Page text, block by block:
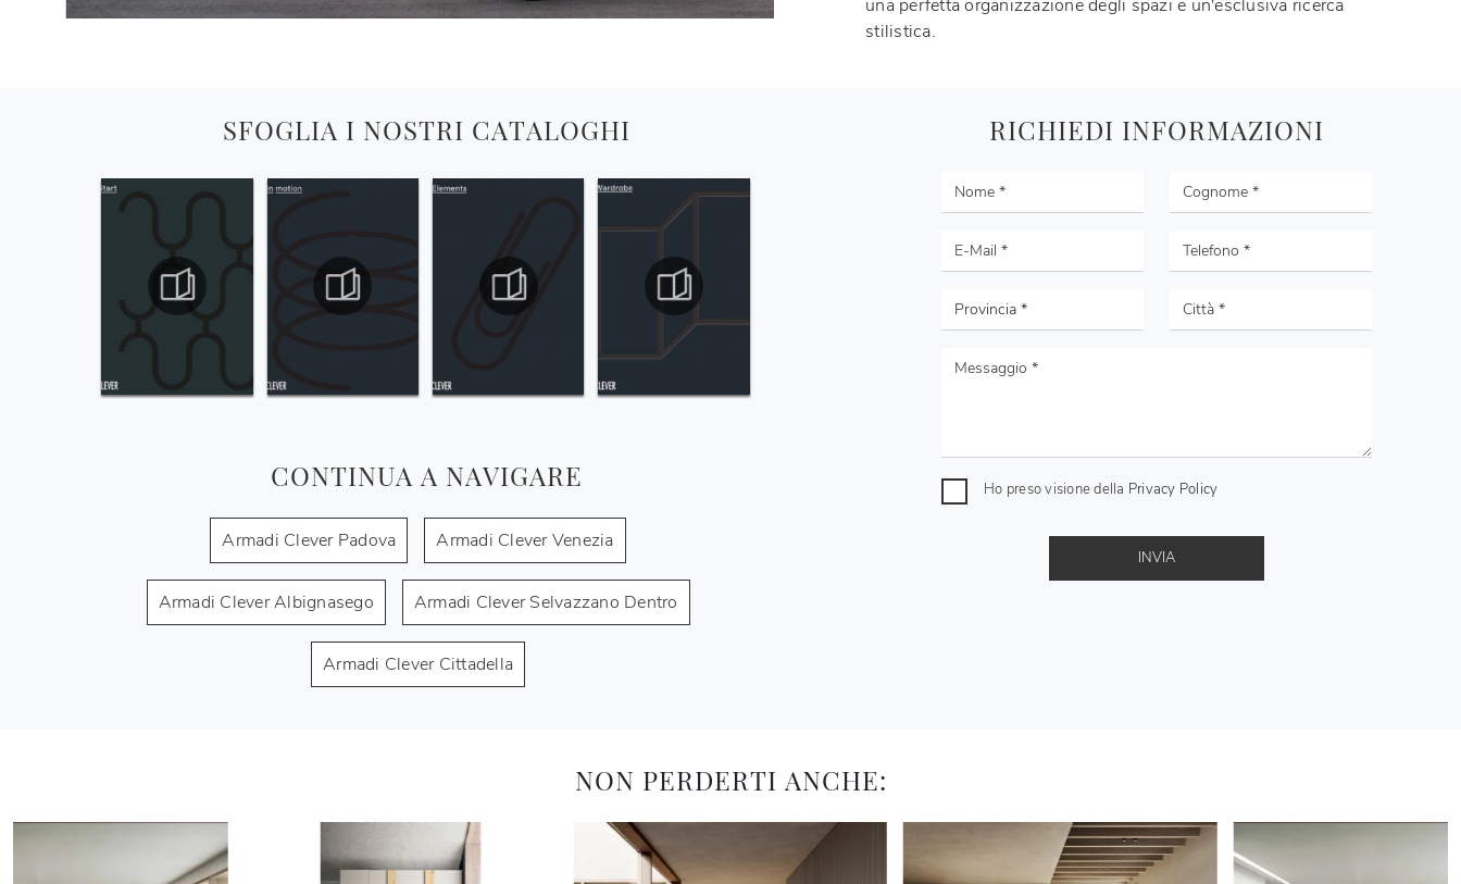
una perfetta organizzazione degli spazi e un'esclusiva ricerca
stilistica.
SFOGLIA I NOSTRI CATALOGHI
CONTINUA A NAVIGARE
Armadi Clever Padova Armadi Clever Venezia
Armadi Clever Albignasego Armadi Clever Selvazzano Dentro
Armadi Clever Cittadella
RICHIEDI INFORMAZIONI
Ho preso visione della Privacy Policy
INVIA
NON PERDERTI ANCHE: